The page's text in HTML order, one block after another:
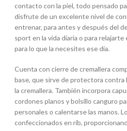
contacto con la piel, todo pensado
disfrute de un excelente nivel de
entrenar, para antes y después del
sport en la vida diaria o para relajarte
para lo que la necesites ese día.
Cuenta con cierre de cremallera
base, que sirve de protectora
la cremallera. También incorpora
cordones planos y bolsillo canguro
personales o calentarse las manos.
confeccionados en rib,